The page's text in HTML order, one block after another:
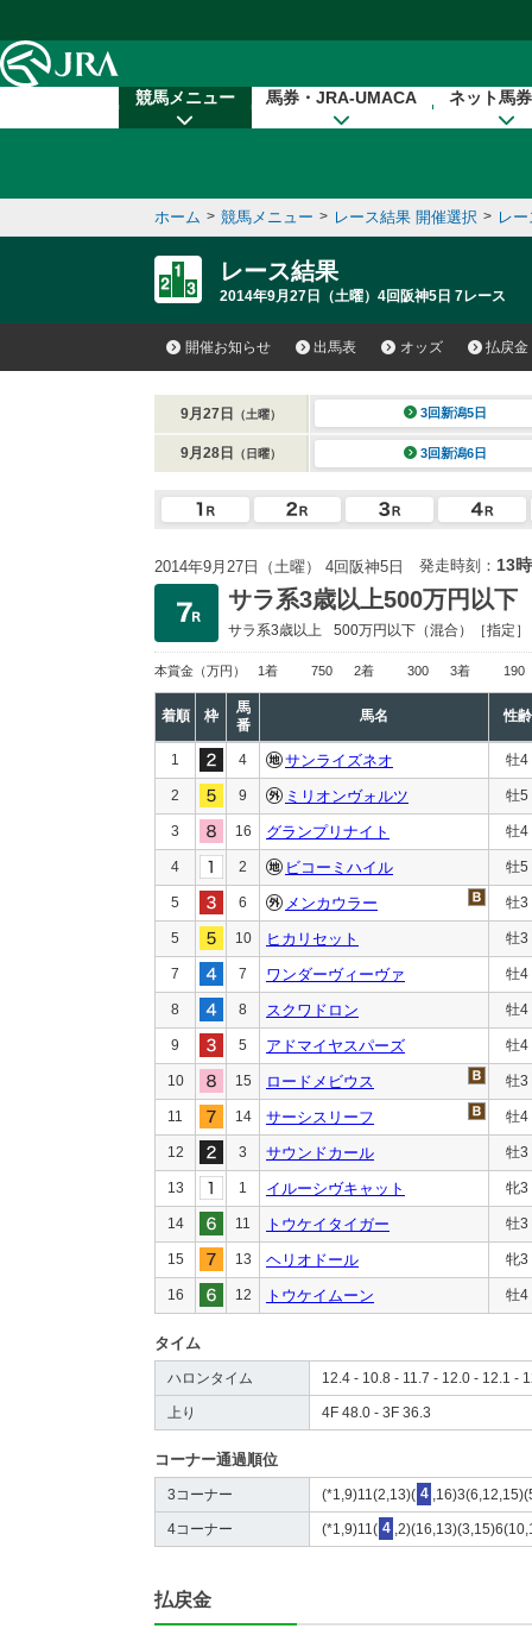
競馬メニュー 馬券・JRA-UMACA ネット馬
ホーム > 競馬メニュー > レース結果 開催選択 > レ
レース結果
2014年9月27日（土曜）4回阪神5日 7レース
開催お知らせ 出馬表 オッズ 払戻金
9月27日 （土曜） 3回新潟5日
9月28日 （日曜） 3回新潟6日
2014年9月27日（土曜） 4回阪神5日 発走時刻： 13
サラ系3歳以上500万円以下
サラ系3歳以上 500万円以下 （混合）［指定］
本賞金 （万円） 1着 750 2着 300 3着 190
着順 枠
馬
番
馬名 性齢
1 4 サンライズネオ 牡4
2 9 ミリオンヴォルツ 牡5
3 16 グランプリナイト 牡4
4 2 ビコーミハイル 牡5
5 6 メンカウラー 牡3
5 10 ヒカリセット 牡3
7 7 ワンダーヴィーヴァ 牡4
8 8 スクワドロン 牡4
9 5 アドマイヤスパーズ 牡4
10 15 ロードメビウス 牡3
11 14 サーシスリーフ 牡4
12 3 サウンドカール 牡3
13 1 イルーシヴキャット 牝3
14 11 トウケイタイガー 牡3
15 13 ヘリオドール 牝3
16 12 トウケイムーン 牡4
タイム
ハロンタイム 12.4 - 10.8 - 11.7 - 12.0 - 12.1 -
上り 4F 48.0 - 3F 36.3
コーナー通過順位
3コーナー (*1,9)11(2,13)( 4
4コーナー (*1,9)11( 4
払戻金